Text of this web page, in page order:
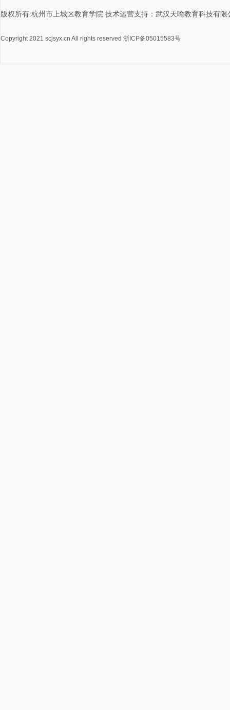
版权所有:杭州市上城区教育学院 技术运营支持：武汉天喻教育科技有限
Copyright 2021 scjsyx.cn All rights reserved 浙ICP备05015583号